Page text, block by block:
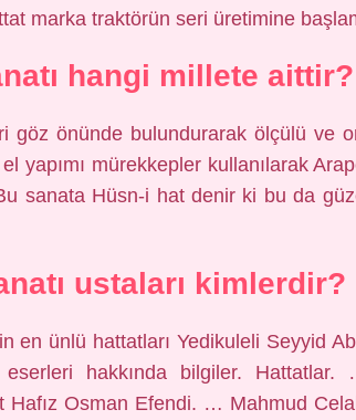
marka traktörün seri üretimine
hangi millete aittir?
göz önünde bulundurarak ölçülü ve
yapımı mürekkepler kullanılarak
sanata Hüsn-i hat denir ki bu da
ustaları kimlerdir?
en ünlü hattatları Yedikuleli Seyyid
hakkında bilgiler.
Hafız Osman Efendi. … Mahmud